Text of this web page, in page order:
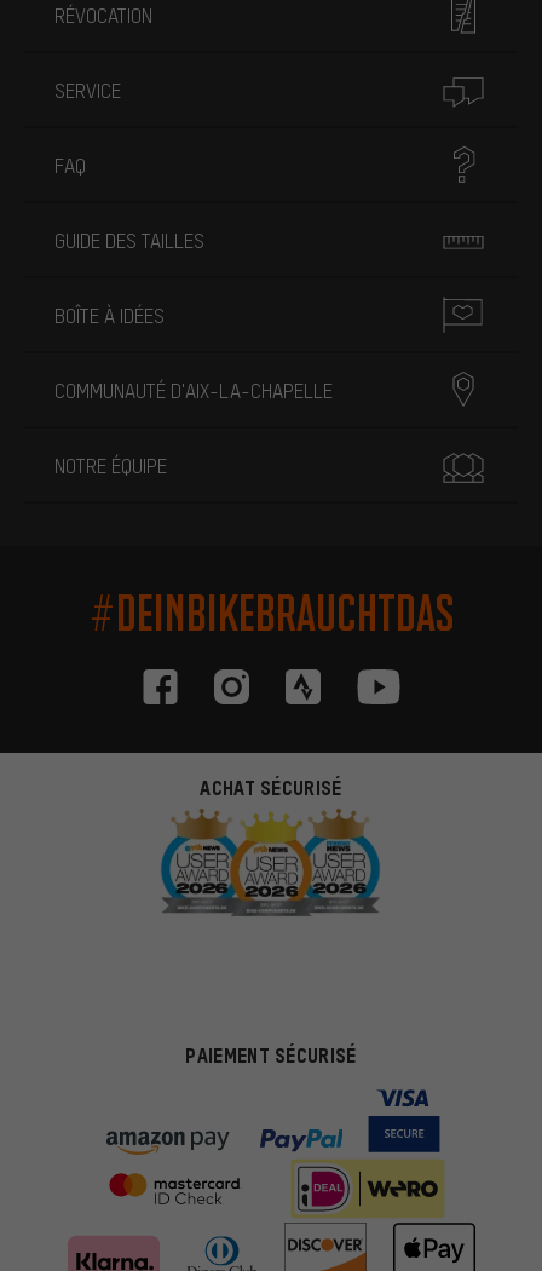
RÉVOCATION
SERVICE
FAQ
GUIDE DES TAILLES
BOÎTE À IDÉES
COMMUNAUTÉ D'AIX-LA-CHAPELLE
NOTRE ÉQUIPE
#DEINBIKEBRAUCHTDAS
ACHAT SÉCURISÉ
PAIEMENT SÉCURISÉ